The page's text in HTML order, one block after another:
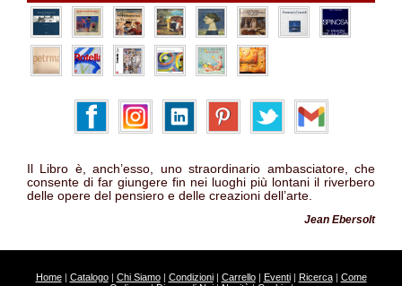
Il Libro è, anch’esso, uno straordinario ambasciatore, che
consente di far giungere fin nei luoghi più lontani il riverbero
delle opere del pensiero e delle creazioni dell’arte.
Jean Ebersolt
Home| Catalogo| Chi Siamo| Condizioni| Carrello| Eventi| Ricerca| Come